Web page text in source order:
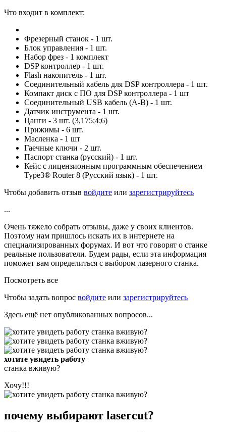
Что входит в комплект:
Фрезерный станок - 1 шт.
Блок управления - 1 шт.
Набор фрез - 1 комплект
DSP контроллер - 1 шт.
Flash накопитель - 1 шт.
Соединительный кабель для DSP контроллера - 1 шт.
Компакт диск с ПО для DSP контроллера - 1 шт
Соединительный USB кабель (A-B) - 1 шт.
Датчик инструмента - 1 шт.
Цанги - 3 шт. (3,175;4;6)
Прижимы - 6 шт.
Масленка - 1 шт
Гаечные ключи - 2 шт.
Паспорт станка (русский) - 1 шт.
Кейс с лицензионным программным обеспечением
Type3® Router 8 (Русский язык) - 1 шт.
Чтобы добавить отзыв войдите или зарегистрируйтесь
...
Очень тяжело собрать отзывы, даже у своих клиентов.
Поэтому нам пришлось искать их в интернете на
специализированных форумах. И вот что говорят о станке
реальные пользователи. Будем рады, если эта информация
поможет вам определиться с выбором лазерного станка.
Посмотреть все
Чтобы задать вопрос войдите или зарегистрируйтесь
Здесь ещё нет опубликованных вопросов...
хотите увидеть работу
станка вживую?
Хочу!!!
почему выбирают lasercut?